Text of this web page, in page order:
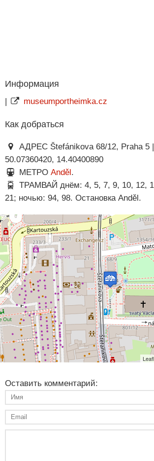
Информация
| museumportheimka.cz
Как добраться
АДРЕС Štefánikova 68/12, Praha 5 |
50.07360420, 14.40400890
МЕТРО Anděl.
ТРАМВАЙ днём: 4, 5, 7, 9, 10, 12,
21; ночью: 94, 98. Остановка Anděl.
Оставить комментарий: